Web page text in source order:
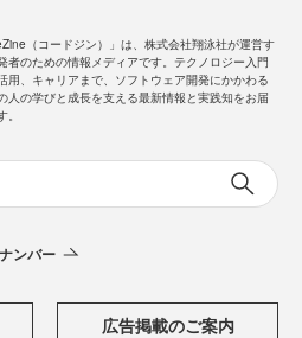
（コードジン）」は、株式会社翔泳社が運営す
者のための情報メディアです。テクノロジー入門
用、キャリアまで、ソフトウェア開発にかかわる
人の学びと成長を支える最新情報と実践知をお届
ンバー
広告掲載のご案内